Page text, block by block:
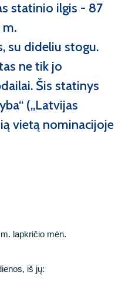
statyba
statinio ilgis - 87
su dideliu stogu.
ne tik jo
Šis statinys
(„Latvijas
vietą nominacijoje
lapkričio mėn.
, iš jų: